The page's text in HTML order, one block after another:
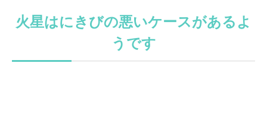
火星はにきびの悪いケースがあるよ
うです